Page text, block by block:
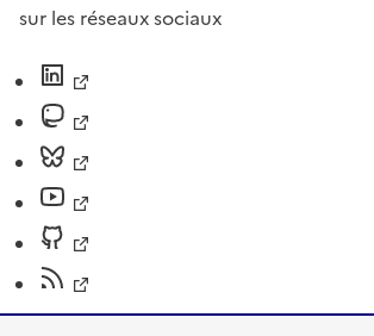
sur les réseaux sociaux